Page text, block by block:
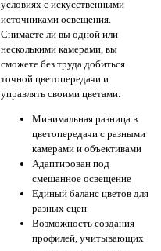
условиях с искусственными
источниками освещения.
Снимаете ли вы одной или
несколькими камерами, вы
сможете без труда добиться
точной цветопередачи и
управлять своими цветами.
Минимальная разница в
цветопередачи с разными
камерами и объективами
Адаптирован под
смешанное освещение
Единый баланс цветов для
разных сцен
Возможность создания
профилей, учитывающих